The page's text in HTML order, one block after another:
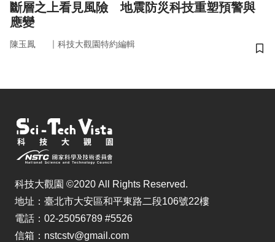
斷層之上看見風險 地震防災科技重塑預警與
應變
陳玉鳳 ｜ 科技大觀園特約編輯
儲
科技大觀園 ©2020 All Rights Reserved.
地址：臺北市大安區和平東路二段106號22樓
電話：02-25056789 #5526
信箱：nstcstv@gmail.com